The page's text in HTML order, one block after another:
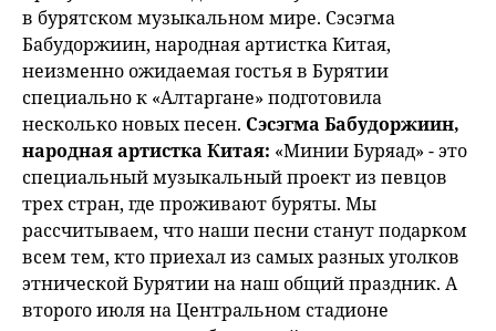
в бурятском музыкальном мире. Сэсэгма
Бабудоржиин, народная артистка Китая,
неизменно ожидаемая гостья в Бурятии
специально к «Алтаргане» подготовила
несколько новых песен. Сэсэгма Бабудоржиин,
народная артистка Китая: «Минии Буряад» - это
специальный музыкальный проект из певцов
трех стран, где проживают буряты. Мы
рассчитываем, что наши песни станут подарком
всем тем, кто приехал из самых разных уголков
этнической Бурятии на наш общий праздник. А
второго июля на Центральном стадионе